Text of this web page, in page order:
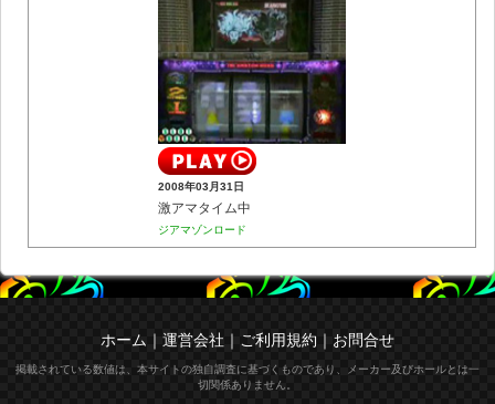
2008年03月31日
激アマタイム中
ジアマゾンロード
ホーム ｜ 運営会社 ｜ ご利用規約 ｜ お問合せ
掲載されている数値は、本サイトの独自調査に基づくものであり、メーカー及びホールとは一
切関係ありません。